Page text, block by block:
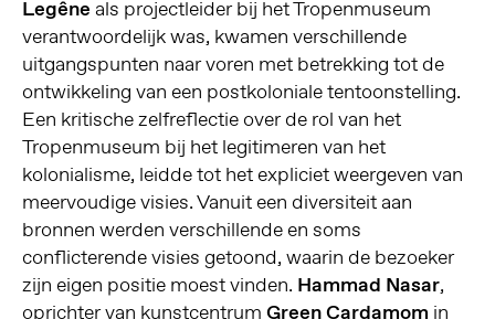
Legêne als projectleider bij het Tropenmuseum
verantwoordelijk was, kwamen verschillende
uitgangspunten naar voren met betrekking tot de
ontwikkeling van een postkoloniale tentoonstelling.
Een kritische zelfreflectie over de rol van het
Tropenmuseum bij het legitimeren van het
kolonialisme, leidde tot het expliciet weergeven van
meervoudige visies. Vanuit een diversiteit aan
bronnen werden verschillende en soms
conflicterende visies getoond, waarin de bezoeker
zijn eigen positie moest vinden. Hammad Nasar,
oprichter van kunstcentrum Green Cardamom in